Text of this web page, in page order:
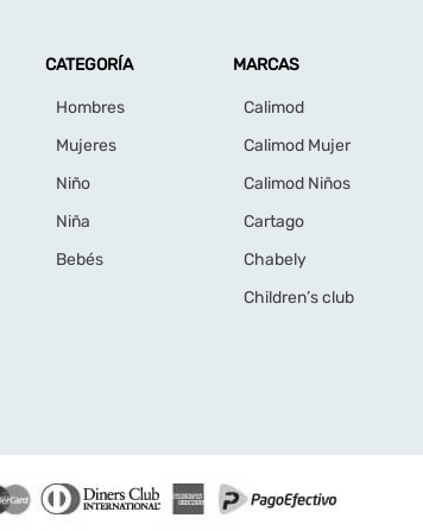
CATEGORÍA
Hombres
Mujeres
Niño
Niña
Bebés
MARCAS
Calimod
Calimod Mujer
Calimod Niños
Cartago
Chabely
Children’s club